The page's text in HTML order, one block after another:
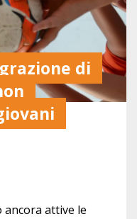
di
ancora attive le